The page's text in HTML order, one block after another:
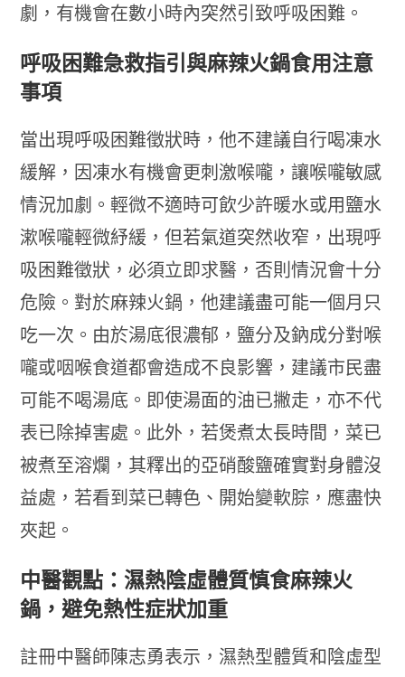
劇，有機會在數小時內突然引致呼吸困難。
呼吸困難急救指引與麻辣火鍋食用注意
事項
當出現呼吸困難徵狀時，他不建議自行喝凍水
緩解，因凍水有機會更刺激喉嚨，讓喉嚨敏感
情況加劇。輕微不適時可飲少許暖水或用鹽水
漱喉嚨輕微紓緩，但若氣道突然收窄，出現呼
吸困難徵狀，必須立即求醫，否則情況會十分
危險。對於麻辣火鍋，他建議盡可能一個月只
吃一次。由於湯底很濃郁，鹽分及鈉成分對喉
嚨或咽喉食道都會造成不良影響，建議市民盡
可能不喝湯底。即使湯面的油已撇走，亦不代
表已除掉害處。此外，若煲煮太長時間，菜已
被煮至溶爛，其釋出的亞硝酸鹽確實對身體沒
益處，若看到菜已轉色、開始變軟腙，應盡快
夾起。
中醫觀點：濕熱陰虛體質慎食麻辣火
鍋，避免熱性症狀加重
註冊中醫師陳志勇表示，濕熱型體質和陰虛型